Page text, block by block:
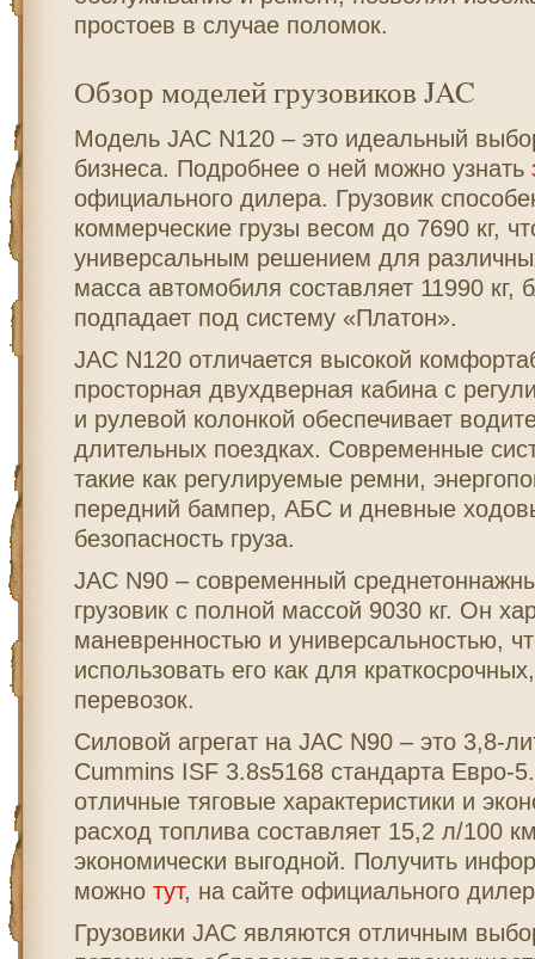
простоев в случае поломок.
Обзор моделей грузовиков JAC
Модель JAC N120 – это идеальный
бизнеса. Подробнее о ней можно узнать
официального дилера. Грузовик
коммерческие грузы весом до 7690 кг,
универсальным решением для
масса автомобиля составляет 11990 кг,
подпадает под систему «Платон».
JAC N120 отличается высокой
просторная двухдверная кабина с
и рулевой колонкой обеспечивает
длительных поездках. Современные
такие как регулируемые ремни,
передний бампер, АБС и дневные
безопасность груза.
JAC N90 – современный
грузовик с полной массой 9030 кг. Он
маневренностью и универсальностью,
использовать его как для
перевозок.
Силовой агрегат на JAC N90 – это 3,8-
Cummins ISF 3.8s5168 стандарта Евро-
отличные тяговые характеристики и
расход топлива составляет 15,2 л/100
экономически выгодной. Получить
можно тут, на сайте официального
Грузовики JAC являются отличным